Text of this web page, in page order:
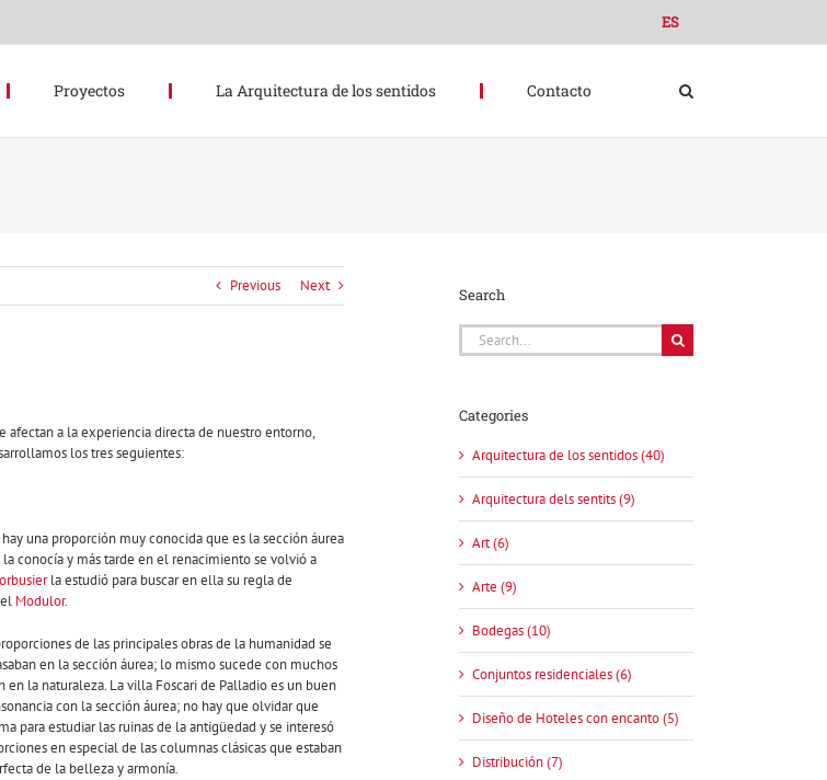
ES
Proyectos La Arquitectura de los sentidos Contacto
Previous Next
a la experiencia directa de nuestro entorno,
los tres seguientes:
una proporción muy conocida que es la sección áurea
conocía y más tarde en el renacimiento se volvió a
la estudió para buscar en ella su regla de
Modulor.
de las principales obras de la humanidad se
en la sección áurea; lo mismo sucede con muchos
en la naturaleza. La villa Foscari de Palladio es un buen
con la sección áurea; no hay que olvidar que
para estudiar las ruinas de la antigüedad y se interesó
en especial de las columnas clásicas que estaban
de la belleza y armonía.
Search
Search
for:
Categories
Arquitectura de los sentidos (40)
Arquitectura dels sentits (9)
Art (6)
Arte (9)
Bodegas (10)
Conjuntos residenciales (6)
Diseño de Hoteles con encanto (5)
Distribución (7)